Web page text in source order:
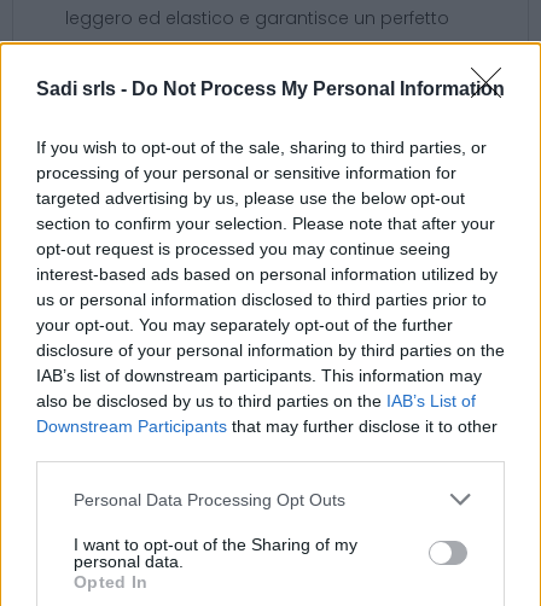
Sadi srls - Do Not Process My Personal Information
If you wish to opt-out of the sale, sharing to third parties, or
processing of your personal or sensitive information for
targeted advertising by us, please use the below opt-out
section to confirm your selection. Please note that after your
opt-out request is processed you may continue seeing
interest-based ads based on personal information utilized by
us or personal information disclosed to third parties prior to
your opt-out. You may separately opt-out of the further
disclosure of your personal information by third parties on the
IAB’s list of downstream participants. This information may
also be disclosed by us to third parties on the IAB’s List of
Downstream Participants that may further disclose it to other
Please note that this website/app uses one or more Google
not limited to your visit or usage behaviour. You may click to
grant or deny consent to Google and its third-party tags to
use your data for below specified purposes in below Google
Personal Data Processing Opt Outs
I want to opt-out of the Sharing of my
personal data.
Opted In
leggero ed elastico e garantisce un perfetto
assorbimento di shock.
COLLARINO IN LYCRA:un sistema di allacciatura
sulla fascia arco plantare; che assicura ulteriore
comodità e protezione ai vostri piedi.